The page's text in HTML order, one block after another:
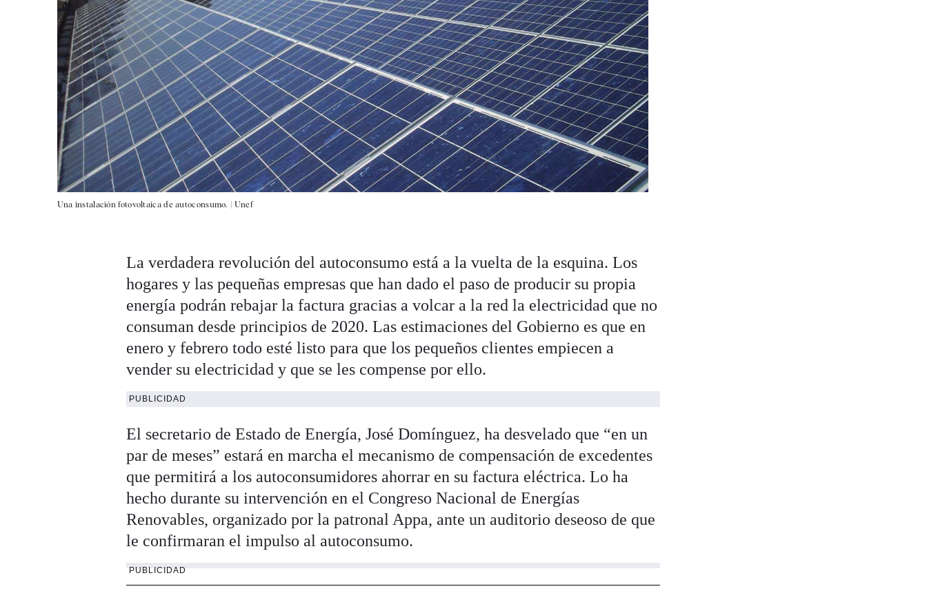
Una instalación fotovoltaica de autoconsumo. | Unef
La verdadera revolución del autoconsumo está a la vuelta de la esquina. Los
hogares y las pequeñas empresas que han dado el paso de producir su propia
energía podrán rebajar la factura gracias a volcar a la red la electricidad que no
consuman desde principios de 2020. Las estimaciones del Gobierno es que en
enero y febrero todo esté listo para que los pequeños clientes empiecen a
vender su electricidad y que se les compense por ello.
PUBLICIDAD
El secretario de Estado de Energía, José Domínguez, ha desvelado que “en un
par de meses” estará en marcha el mecanismo de compensación de excedentes
que permitirá a los autoconsumidores ahorrar en su factura eléctrica. Lo ha
hecho durante su intervención en el Congreso Nacional de Energías
Renovables, organizado por la patronal Appa, ante un auditorio deseoso de que
le confirmaran el impulso al autoconsumo.
PUBLICIDAD